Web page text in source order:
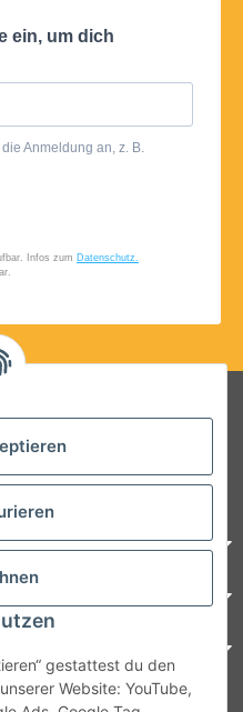
gestattest du den
Website: YouTube,
Media